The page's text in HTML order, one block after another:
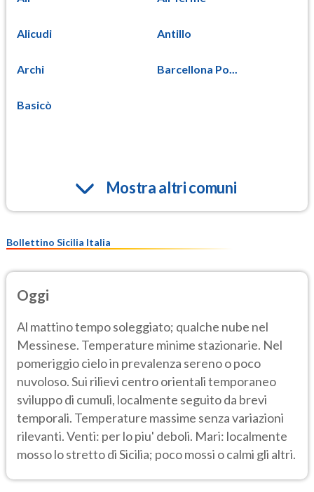
Alicudi Antillo
Archi Barcellona Po...
Basicò
Mostra altri comuni
Bollettino Sicilia Italia
Oggi
Al mattino tempo soleggiato; qualche nube nel
Messinese. Temperature minime stazionarie. Nel
pomeriggio cielo in prevalenza sereno o poco
nuvoloso. Sui rilievi centro orientali temporaneo
sviluppo di cumuli, localmente seguito da brevi
temporali. Temperature massime senza variazioni
rilevanti. Venti: per lo piu' deboli. Mari: localmente
mosso lo stretto di Sicilia; poco mossi o calmi gli altri.